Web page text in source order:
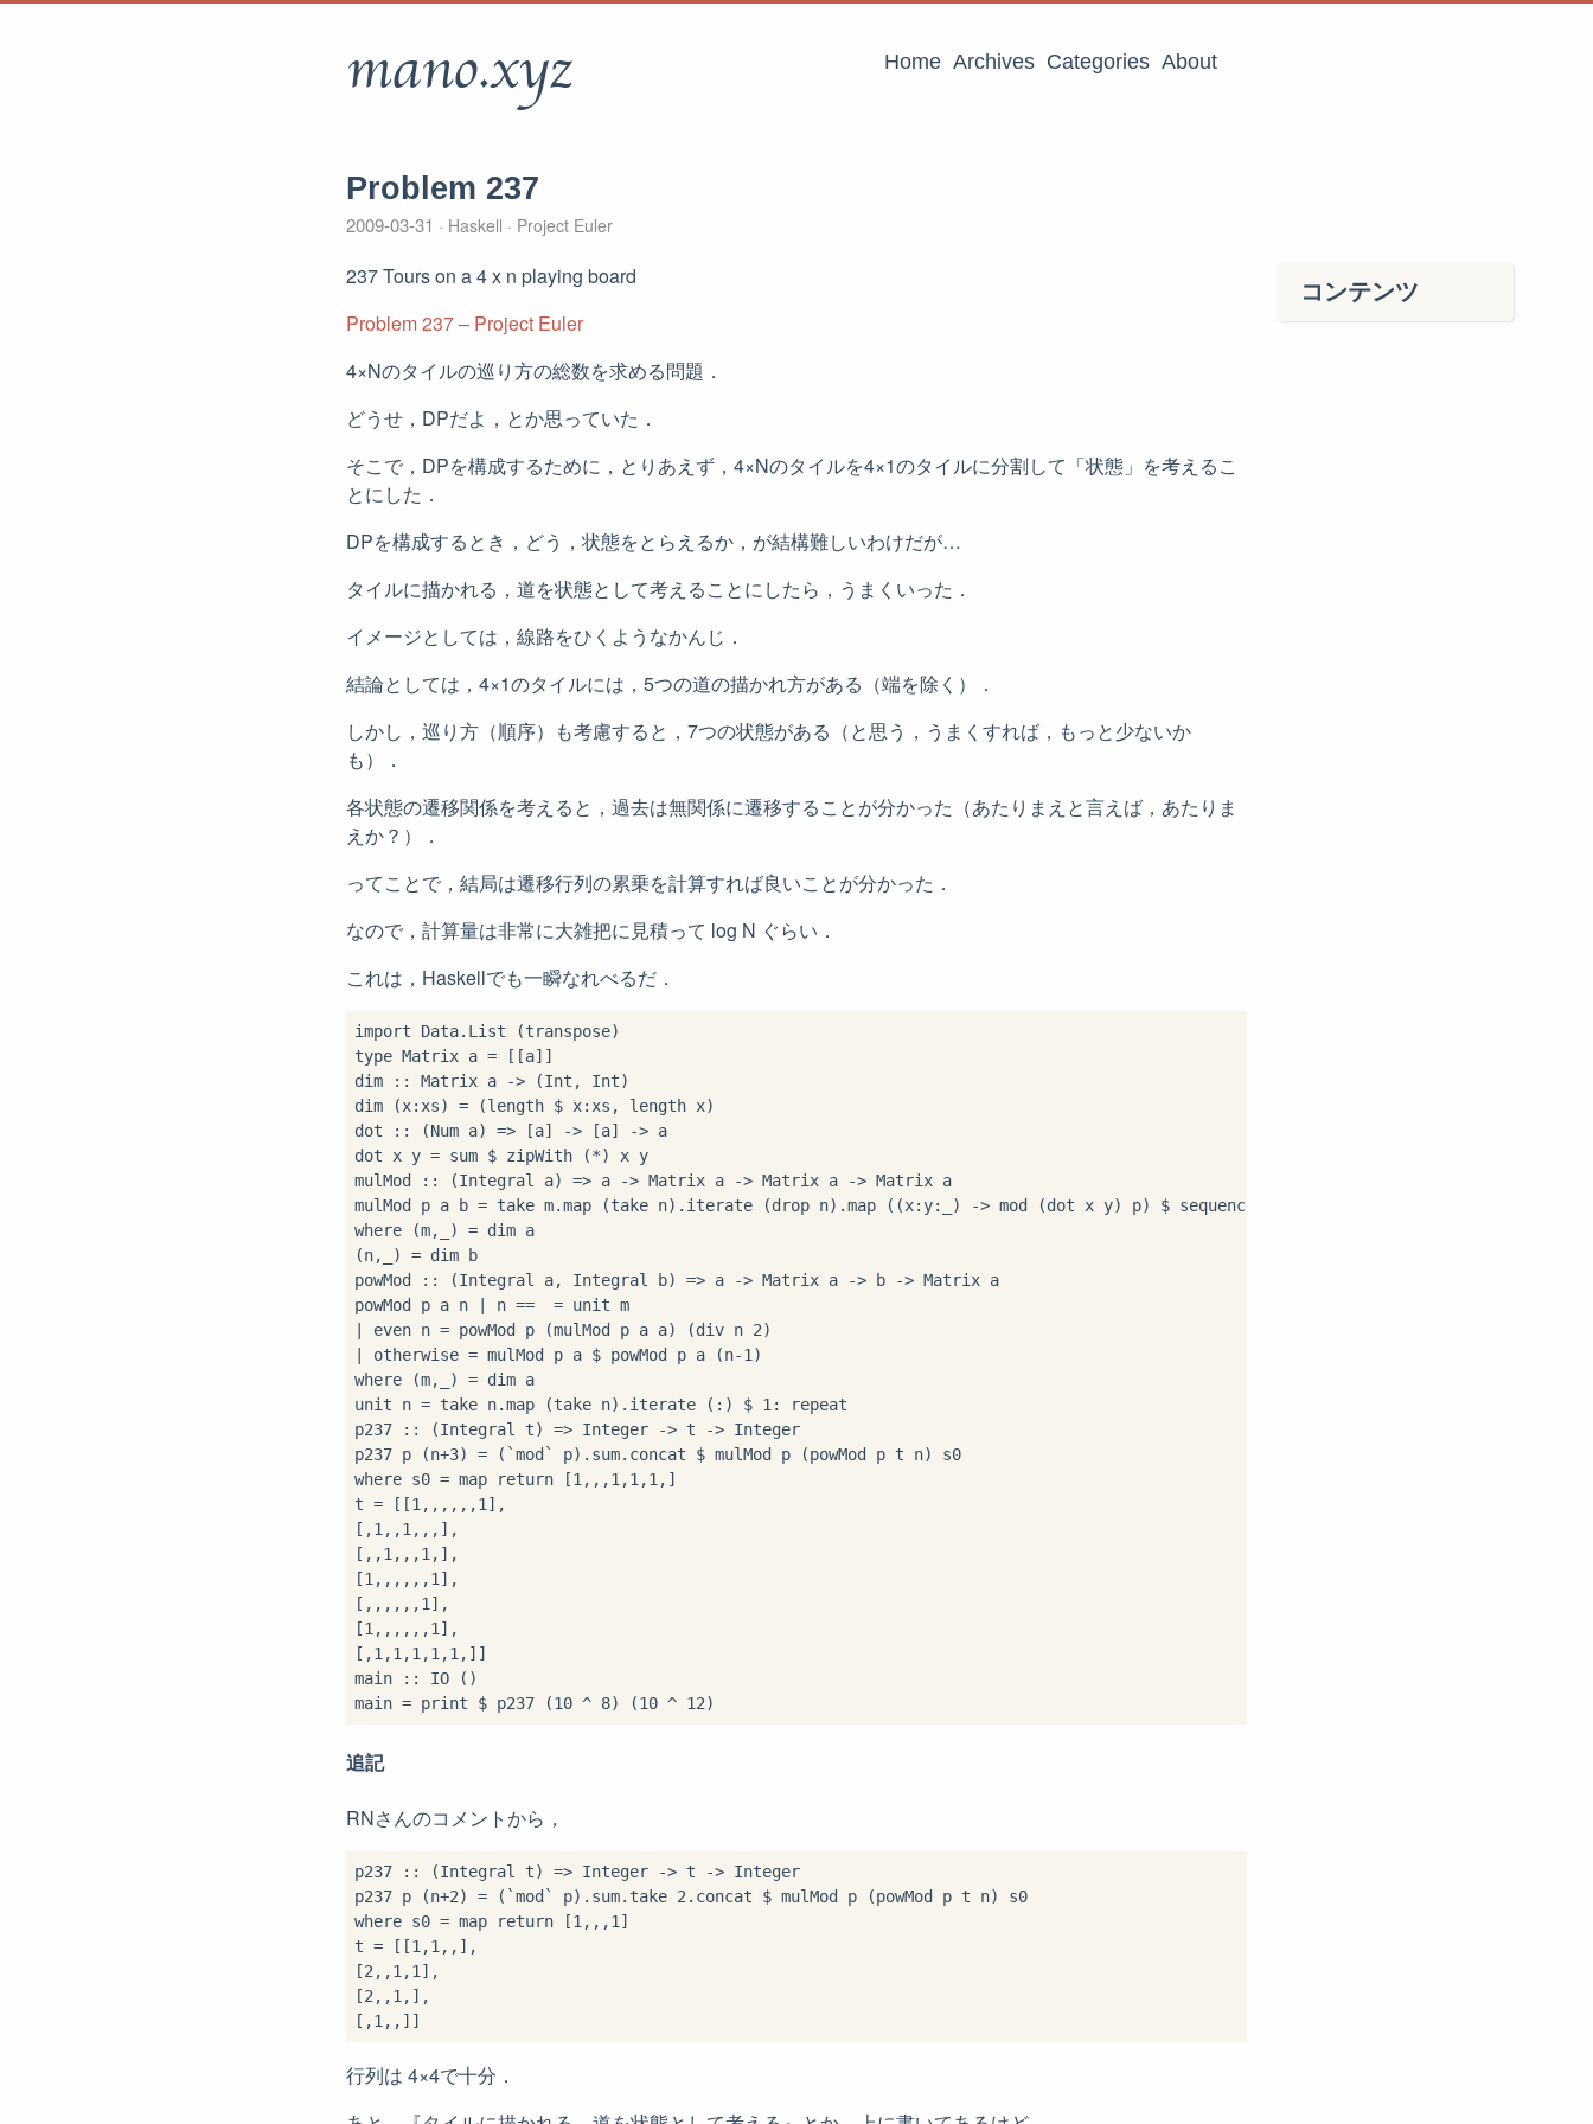
mano.xyz Home Archives Categories About
Problem 237
2009-03-31 Haskell Project Euler
コンテンツ
237 Tours on a 4 x n playing board
Problem 237 – Project Euler
4×Nのタイルの巡り方の総数を求める問題．
どうせ，DPだよ，とか思っていた．
そこで，DPを構成するために，とりあえず，4×Nのタイルを4×1のタイルに分割して「状態」を考えるこ
とにした．
DPを構成するとき，どう，状態をとらえるか，が結構難しいわけだが…
タイルに描かれる，道を状態として考えることにしたら，うまくいった．
イメージとしては，線路をひくようなかんじ．
結論としては，4×1のタイルには，5つの道の描かれ方がある（端を除く）．
しかし，巡り方（順序）も考慮すると，7つの状態がある（と思う，うまくすれば，もっと少ないか
も）．
各状態の遷移関係を考えると，過去は無関係に遷移することが分かった（あたりまえと言えば，あたりま
えか？）．
ってことで，結局は遷移行列の累乗を計算すれば良いことが分かった．
なので，計算量は非常に大雑把に見積って log N ぐらい．
これは，Haskellでも一瞬なれべるだ．
import
type Matrix a = [[a]]
dim
:: Matrix a -> (Int, Int)
dim (x: xs) = (length $ x: xs, length x)
dot
:: (Num a) => [a] -> [a] -> a
dot x y = sum $ zipWith (*) x y
mulMod
:: (Integral a) => a -> Matrix a -> Matrix a -> Matrix a
mulMod p a b = take m.map (take n) . iterate (drop n) .map ( (x: y: _) -> mod (dot x y) p) $
where (m,_) = dim a
(n,_) = dim b
powMod
:: (Integral a, Integral b) => a -> Matrix a -> b -> Matrix a
powMod p a n
n == =
even n = powMod p (mulMod p a a) (div n 2
otherwise = mulMod p a $ powMod p a (n-1
where (m,_) = dim a
unit n = take n.map (take n) . iterate ( : ) $ 1 :
repeat
p237
:: (Integral t) => Integer -> t -> Integer
p237 p (n+3) = ( `mod` p) . sum. concat $
where s0 = map return [1 , , ,1 ,1 ,1 , ]
t = [[1 , , , , , ,1 ],
[ ,1 , ,1 , , , ],
[ , ,1 , , ,1 , ],
[1 , , , , , ,1 ],
[ , , , , , ,1 ],
[1 , , , , , ,1 ],
[ ,1 ,1 ,1 ,1 ,1 , ]]
main
::
IO ()
main = print $ p237 (10 ^ 8) (10 ^ 12
追記
RNさんのコメントから，
p237 :: (Integral t) => Integer -> t -> Integer
p237 p (n+2) = ( `mod` p) . sum. take 2 . concat $
where s0 = map return [1 , , ,1 ]
t = [[1 ,1 , , ],
[2 , ,1 ,1 ],
[2 , ,1 , ],
[ ,1 , ,
行列は 4×4で十分．